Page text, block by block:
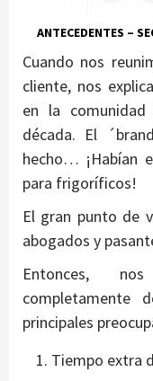
ANTECEDENTES –
Cuando nos
cliente, nos
en la
década. El
hecho… ¡Habían
para frigoríficos!
El gran punto de
abogados y
Entonces,
completamente
principales
Tiempo extra